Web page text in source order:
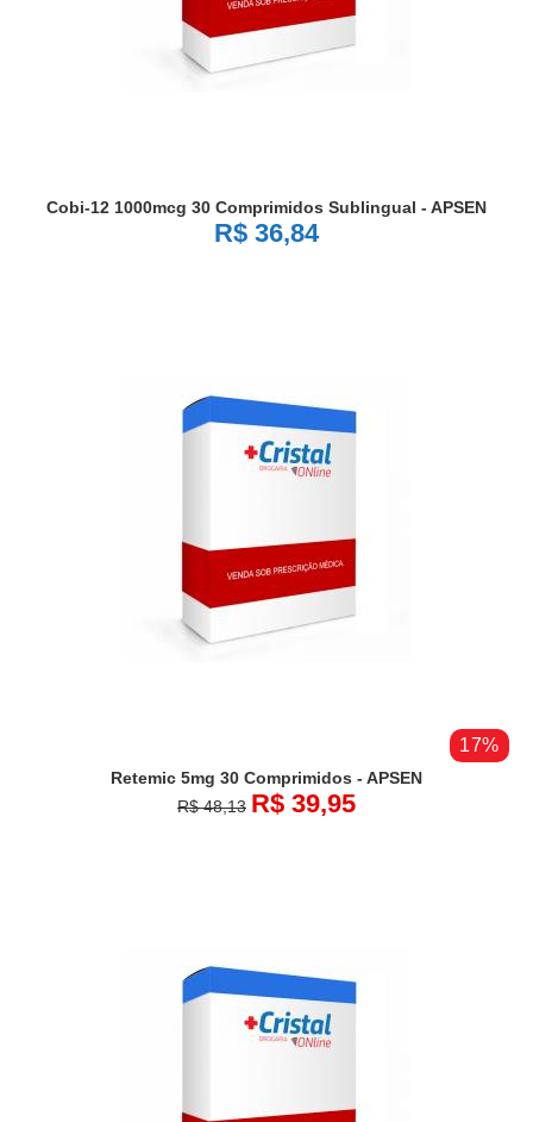
Cobi-12 1000mcg 30 Comprimidos Sublingual - APSEN
R$ 36,84
17%
Retemic 5mg 30 Comprimidos - APSEN
R$ 48,13 R$ 39,95